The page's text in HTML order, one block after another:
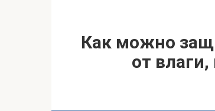
Как можно
от